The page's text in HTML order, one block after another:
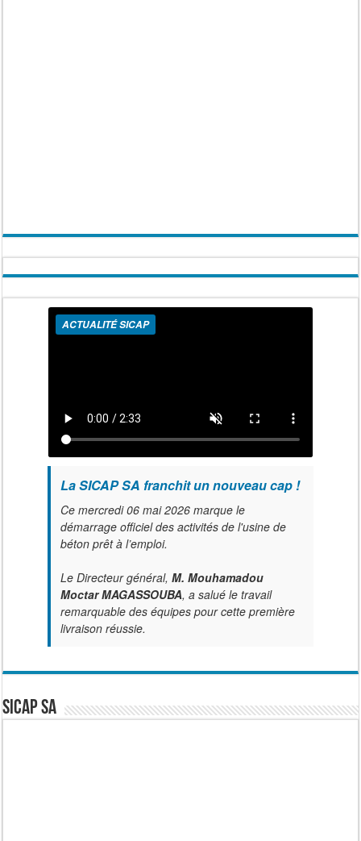
ACTUALITÉ SICAP
La SICAP SA franchit un nouveau cap !
Ce mercredi 06 mai 2026 marque le
démarrage officiel des activités de l'usine de
béton prêt à l’emploi.
Le Directeur général, M. Mouhamadou
Moctar MAGASSOUBA, a salué le travail
remarquable des équipes pour cette première
livraison réussie.
SICAP SA